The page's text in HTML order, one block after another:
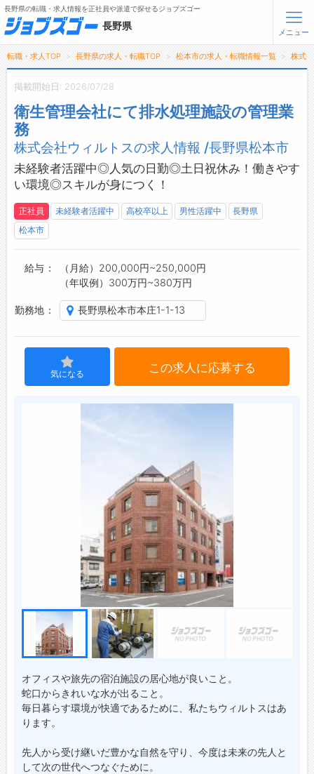
メニュー
トップ
詳細情報で求人を探す
タップで簡単に求人を探す
長野県の求人検索で選ばれる理由
転職支援サービスについて
転職支援サービス
転職・採用コラム
ジョブズゴーについて
会社概要
長野県の転職・求人情報を正社員や派遣で探せるジョブズゴー
長野県
メニュー
転職・求人TOP 長野県の求人・転職TOP 松本市の求人・転職情報一覧 株式
掲載開始日: 2026/07/28
衛生管理会社にて排水処理施設の管理業
務
株式会社ウィルトスの求人情報 /長野県松本市
未経験者活躍中◎人気の日勤◎土日祝休み！働きやす
い環境◎スキルが身につく！
正社員 未経験者活躍中 高校卒以上 男性活躍中
長野県
松本市
給与
（月給）200,000円~250,000円
（年収例）300万円~380万円
勤務地 長野県松本市本庄1-1-13
気になる この求人に応募する
オフィスや旅先の宿泊施設の居心地が良いこと。
蛇口からきれいな水が出ること。
毎日暮らす環境が快適であるために、私たちウィルトスはあ
ります。
先人から受け継いだ豊かな自然を守り、今度は未来の先人と
して次の世代へつなぐために。